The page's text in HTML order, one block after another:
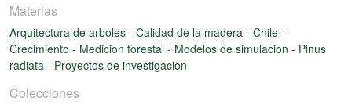
Materias
Arquitectura de arboles - Calidad de la madera - Chile -
Crecimiento - Medicion forestal - Modelos de simulacion - Pinus
radiata - Proyectos de investigacion
Colecciones